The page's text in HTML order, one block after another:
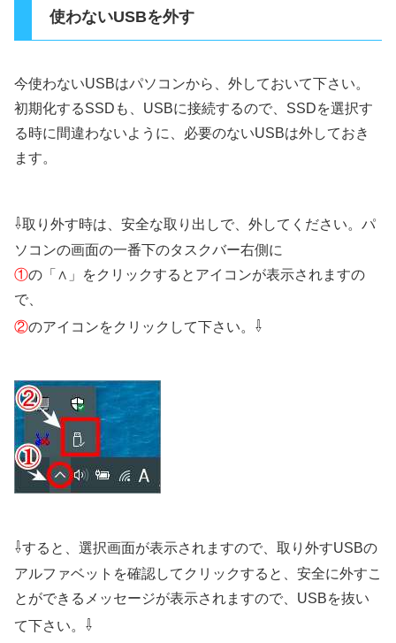
使わないUSBを外す
今使わないUSBはパソコンから、外しておいて下さい。
初期化するSSDも、USBに接続するので、SSDを選択す
る時に間違わないように、必要のないUSBは外しておき
ます。
⇩取り外す時は、安全な取り出しで、外してください。パ
ソコンの画面の一番下のタスクバー右側に
①の「∧」をクリックするとアイコンが表示されますの
で、
②のアイコンをクリックして下さい。 ⇩
⇩すると、選択画面が表示されますので、取り外すUSBの
アルファベットを確認してクリックすると、安全に外すこ
とができるメッセージが表示されますので、USBを抜い
て下さい。 ⇩